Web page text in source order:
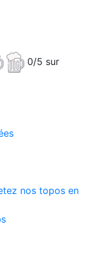
0/5 sur
nos topos en